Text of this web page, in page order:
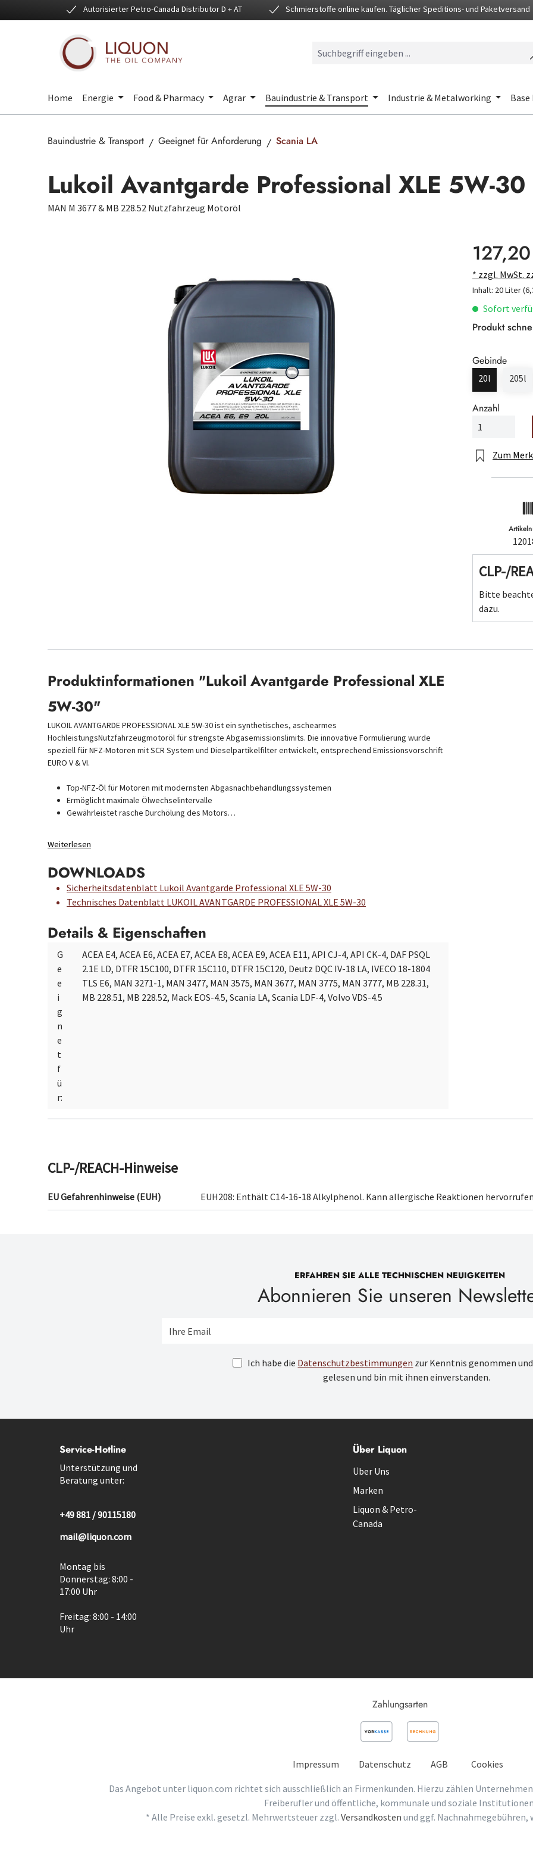
Hauptinhalt springen
Zur Suche springen
Zur Hauptnavigation springenAutorisierter Petro-Canada Distributor D + AT Schmierstoffe online kaufen. Täglicher Speditions- und Paketversand
Home Energie Food & Pharmacy Agrar Bauindustrie & Transport Industrie & Metalworking
Bauindustrie & Transport Geeignet für Anforderung Scania LA
Lukoil Avantgarde Professional XLE 5W-30
MAN M 3677 & MB 228.52 Nutzfahrzeug Motoröl
Regulärer Preis:
* zzgl. MwSt.
Inhalt: 20 Liter
Sofort
Produkt
Gebinde
20l 205l
Anzahl
Zum
CLP-/
Bitte
dazu.
Produktinformationen "Lukoil Avantgarde Professional XLE
5W-30"
LUKOIL AVANTGARDE PROFESSIONAL XLE 5W-30 ist ein synthetisches, aschearmes
HochleistungsNutzfahrzeugmotoröl für strengste Abgasemissionslimits. Die innovative Formulierung wurde
speziell für NFZ-Motoren mit SCR System und Dieselpartikelfilter entwickelt, entsprechend Emissionsvorschrift
EURO V & VI.
Top-NFZ-Öl für Motoren mit modernsten Abgasnachbehandlungssystemen
Ermöglicht maximale Ölwechselintervalle
Gewährleistet rasche Durchölung des Motors…
Weiterlesen
DOWNLOADS
Sicherheitsdatenblatt Lukoil Avantgarde Professional XLE 5W-30
Technisches Datenblatt LUKOIL AVANTGARDE PROFESSIONAL XLE 5W-30
Details & Eigenschaften
G
e
e
i
g
n
e
t
f
ü
r:
ACEA E4, ACEA E6, ACEA E7, ACEA E8, ACEA E9, ACEA E11, API CJ-4, API CK-4, DAF PSQL
2.1E LD, DTFR 15C100, DTFR 15C110, DTFR 15C120, Deutz DQC IV-18 LA, IVECO 18-1804
TLS E6, MAN 3271-1, MAN 3477, MAN 3575, MAN 3677, MAN 3775, MAN 3777, MB 228.31,
MB 228.51, MB 228.52, Mack EOS-4.5, Scania LA, Scania LDF-4, Volvo VDS-4.5
CLP-/REACH-Hinweise
EU Gefahrenhinweise (EUH) EUH208: EnthältC14-16-18 Alkylphenol. Kann allergische Reaktionen
ERFAHREN SIE ALLE TECHNISCHEN NEUIGKEITEN
Abonnieren Sie unseren
Ich habe die Datenschutzbestimmungen zur Kenntnis genommen
gelesen und bin mit ihnen einverstanden.
Service-Hotline
Unterstützung und
Beratung unter:
+49 881 / 90115180
mail@liquon.com
Montag bis
Donnerstag: 8:00 -
17:00 Uhr
Freitag: 8:00 - 14:00
Uhr
Über Liquon
Über Uns
Marken
Liquon & Petro-
Canada
Zahlungsarten
Impressum Datenschutz AGB Cookies
Das Angebot unter liquon.com richtet sich ausschließlich an Firmenkunden. Hierzu zählen
Freiberufler und öffentliche, kommunale und soziale
* Alle Preise exkl. gesetzl. Mehrwertsteuer zzgl. Versandkosten und ggf. Nachnahmegebühren,